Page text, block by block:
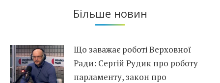
Більше новин
Що заважає роботі Верховної
Ради: Сергій Рудик про роботу
парламенту, закон про